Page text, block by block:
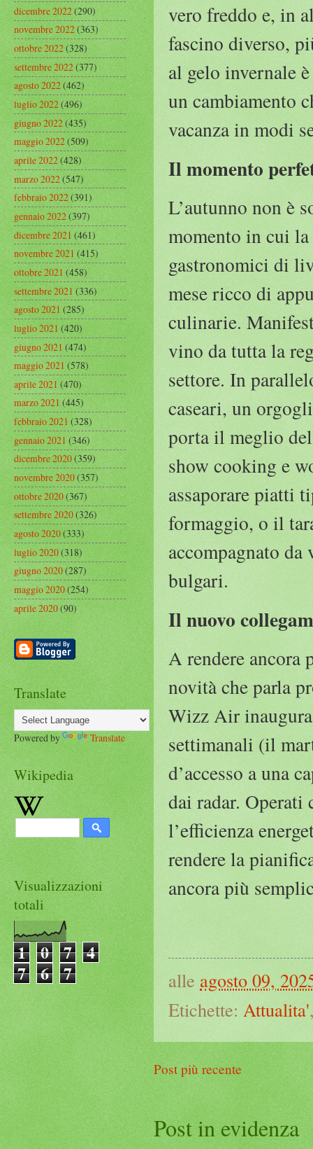
vero freddo e, in
fascino diverso,
al gelo invernale
un cambiamento
vacanza in modi
Il momento
L’autunno non è
momento in cui
gastronomici di
mese ricco di
culinarie.
vino da tutta la
settore. In
caseari, un
porta il meglio
show cooking e
assaporare piatti
formaggio, o il
accompagnato
bulgari.
Il nuovo
A rendere ancora
novità che parla
Wizz Air
settimanali (il
d’accesso a una
dai radar.
l’efficienza
rendere la
ancora più
alle agosto 09,
Etichette: Attualita'
Post più recente
Post in evidenza
dicembre 2022(290)
novembre 2022(363)
ottobre 2022(328)
settembre 2022(377)
agosto 2022(462)
luglio 2022(496)
giugno 2022(435)
maggio 2022(509)
aprile 2022(428)
marzo 2022(547)
febbraio 2022(391)
gennaio 2022(397)
dicembre 2021(461)
novembre 2021(415)
ottobre 2021(458)
settembre 2021(336)
agosto 2021(285)
luglio 2021(420)
giugno 2021(474)
maggio 2021(578)
aprile 2021(470)
marzo 2021(445)
febbraio 2021(328)
gennaio 2021(346)
dicembre 2020(359)
novembre 2020(357)
ottobre 2020(367)
settembre 2020(326)
agosto 2020(333)
luglio 2020(318)
giugno 2020(287)
maggio 2020(254)
aprile 2020(90)
Translate
Powered by Translate
Wikipedia
Visualizzazioni
totali
1 0 7 4
7 6 7